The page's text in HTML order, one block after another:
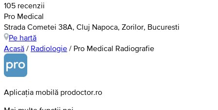
105 recenzii
Pro Medical
Strada Cometei 38A, Cluj Napoca, Zorilor, Bucuresti
Pe hartă
Acasă / Radiologie / Pro Medical Radiografie
Aplicația mobilă prodoctor.ro